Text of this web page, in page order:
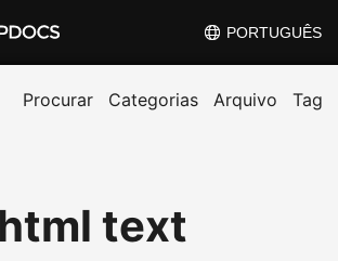
PORTUGUÊS
Procurar Categorias Arquivo Tag
text